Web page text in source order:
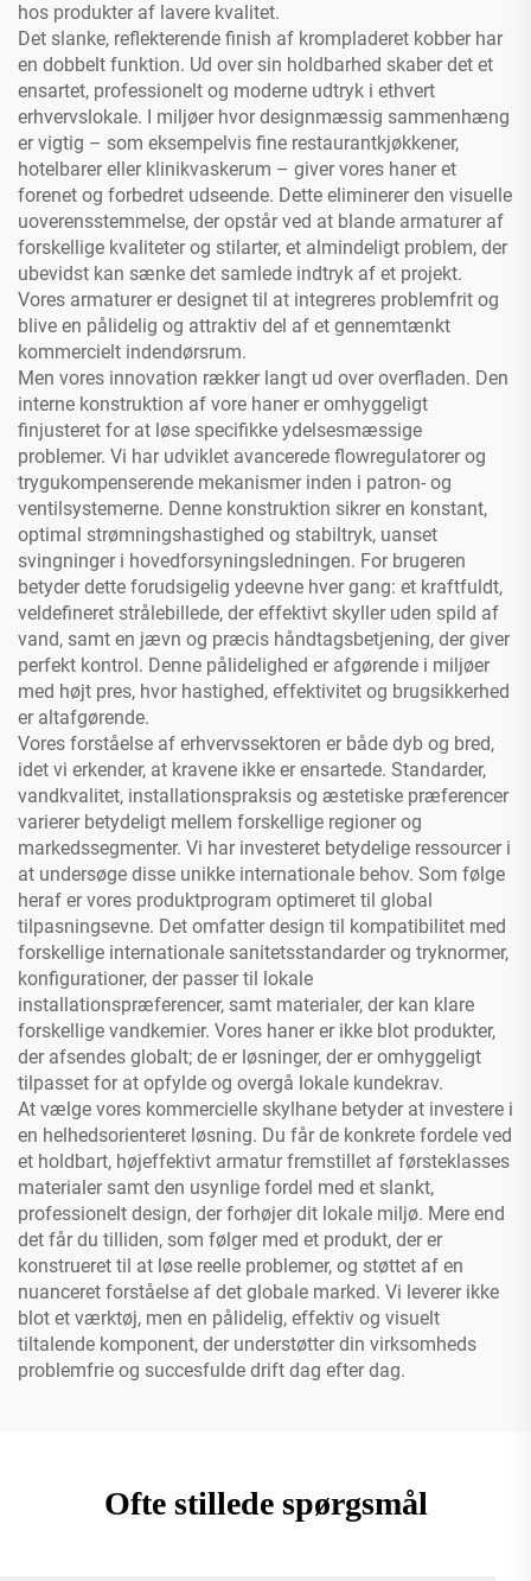
hos produkter af lavere kvalitet.
Det slanke, reflekterende finish af krompladeret kobber har
en dobbelt funktion. Ud over sin holdbarhed skaber det et
ensartet, professionelt og moderne udtryk i ethvert
erhvervslokale. I miljøer hvor designmæssig sammenhæng
er vigtig – som eksempelvis fine restaurantkjøkkener,
hotelbarer eller klinikvaskerum – giver vores haner et
forenet og forbedret udseende. Dette eliminerer den visuelle
uoverensstemmelse, der opstår ved at blande armaturer af
forskellige kvaliteter og stilarter, et almindeligt problem, der
ubevidst kan sænke det samlede indtryk af et projekt.
Vores armaturer er designet til at integreres problemfrit og
blive en pålidelig og attraktiv del af et gennemtænkt
kommercielt indendørsrum.
Men vores innovation rækker langt ud over overfladen. Den
interne konstruktion af vore haner er omhyggeligt
finjusteret for at løse specifikke ydelsesmæssige
problemer. Vi har udviklet avancerede flowregulatorer og
trygukompenserende mekanismer inden i patron- og
ventilsystemerne. Denne konstruktion sikrer en konstant,
optimal strømningshastighed og stabiltryk, uanset
svingninger i hovedforsyningsledningen. For brugeren
betyder dette forudsigelig ydeevne hver gang: et kraftfuldt,
veldefineret strålebillede, der effektivt skyller uden spild af
vand, samt en jævn og præcis håndtagsbetjening, der giver
perfekt kontrol. Denne pålidelighed er afgørende i miljøer
med højt pres, hvor hastighed, effektivitet og brugsikkerhed
er altafgørende.
Vores forståelse af erhvervssektoren er både dyb og bred,
idet vi erkender, at kravene ikke er ensartede. Standarder,
vandkvalitet, installationspraksis og æstetiske præferencer
varierer betydeligt mellem forskellige regioner og
markedssegmenter. Vi har investeret betydelige ressourcer i
at undersøge disse unikke internationale behov. Som følge
heraf er vores produktprogram optimeret til global
tilpasningsevne. Det omfatter design til kompatibilitet med
forskellige internationale sanitetsstandarder og tryknormer,
konfigurationer, der passer til lokale
installationspræferencer, samt materialer, der kan klare
forskellige vandkemier. Vores haner er ikke blot produkter,
der afsendes globalt; de er løsninger, der er omhyggeligt
tilpasset for at opfylde og overgå lokale kundekrav.
At vælge vores kommercielle skylhane betyder at investere i
en helhedsorienteret løsning. Du får de konkrete fordele ved
et holdbart, højeffektivt armatur fremstillet af førsteklasses
materialer samt den usynlige fordel med et slankt,
professionelt design, der forhøjer dit lokale miljø. Mere end
det får du tilliden, som følger med et produkt, der er
konstrueret til at løse reelle problemer, og støttet af en
nuanceret forståelse af det globale marked. Vi leverer ikke
blot et værktøj, men en pålidelig, effektiv og visuelt
tiltalende komponent, der understøtter din virksomheds
problemfrie og succesfulde drift dag efter dag.
Ofte stillede spørgsmål